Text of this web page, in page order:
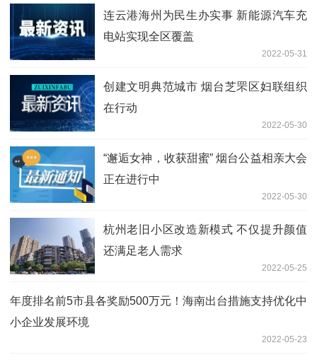
连云港海州为民生办实事 新能源汽车充
电站实现全区覆盖
2022-05-31
创建文明典范城市 烟台芝罘区妇联组织
在行动
2022-05-30
“邂逅女神，收获甜蜜” 烟台公益相亲大会
正在进行中
2022-05-30
杭州老旧小区改造新模式 不仅提升颜值
还满足老人需求
2022-05-25
年度排名前5市县各奖励500万元！海南出台措施支持优化中
小企业发展环境
2022-05-23